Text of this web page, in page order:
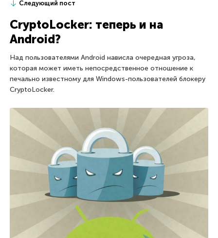
Следующий пост
CryptoLocker: теперь и на
Android?
Над пользователями Android нависла очередная угроза,
которая может иметь непосредственное отношение к
печально известному для Windows-пользователей блокеру
CryptoLocker.